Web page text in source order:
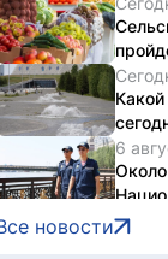
6
6
новости